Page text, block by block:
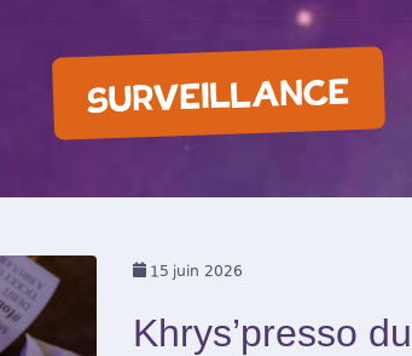
SURVEILLANCE
15 juin 2026
Khrys’presso